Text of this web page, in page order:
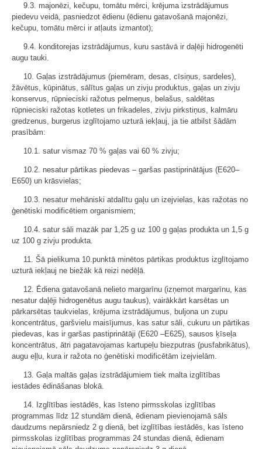
9.3. majonēzi, kečupu, tomātu mērci, krējuma izstrādājumus
piedevu veidā, pasniedzot ēdienu (ēdienu gatavošanā majonēzi,
kečupu, tomātu mērci ir atļauts izmantot);
9.4. konditorejas izstrādājumus, kuru sastāvā ir daļēji hidrogenēti
augu tauki.
10. Gaļas izstrādājumus (piemēram, desas, cīsiņus, sardeles),
žāvētus, kūpinātus, sālītus gaļas un zivju produktus, gaļas un zivju
konservus, rūpnieciski ražotus pelmeņus, belašus, saldētas
rūpnieciski ražotas kotletes un frikadeles, zivju pirkstiņus, kalmāru
gredzenus, burgerus izglītojamo uzturā iekļauj, ja tie atbilst šādām
prasībām:
10.1. satur vismaz 70 % gaļas vai 60 % zivju;
10.2. nesatur pārtikas piedevas – garšas pastiprinātājus (E620–
E650) un krāsvielas;
10.3. nesatur mehāniski atdalītu gaļu un izejvielas, kas ražotas no
ģenētiski modificētiem organismiem;
10.4. satur sāli mazāk par 1,25 g uz 100 g gaļas produkta un 1,5 g
uz 100 g zivju produkta.
11. Šā pielikuma 10.punktā minētos pārtikas produktus izglītojamo
uzturā iekļauj ne biežāk kā reizi nedēļā.
12. Ēdiena gatavošanā nelieto margarīnu (izņemot margarīnu, kas
nesatur daļēji hidrogenētus augu taukus), vairākkārt karsētas un
pārkarsētas taukvielas, krējuma izstrādājumus, buljona un zupu
koncentrātus, garšvielu maisījumus, kas satur sāli, cukuru un pārtikas
piedevas, kas ir garšas pastiprinātāji (E620 –E625), sausos ķīseļa
koncentrātus, ātri pagatavojamas kartupeļu biezputras (pusfabrikātus),
augu eļļu, kura ir ražota no ģenētiski modificētām izejvielām.
13. Gaļa maltās gaļas izstrādājumiem tiek malta izglītības
iestādes ēdināšanas blokā.
14. Izglītības iestādēs, kas īsteno pirmsskolas izglītības
programmas līdz 12 stundām dienā, ēdienam pievienojamā sāls
daudzums nepārsniedz 2 g dienā, bet izglītības iestādēs, kas īsteno
pirmsskolas izglītības programmas 24 stundas dienā, ēdienam